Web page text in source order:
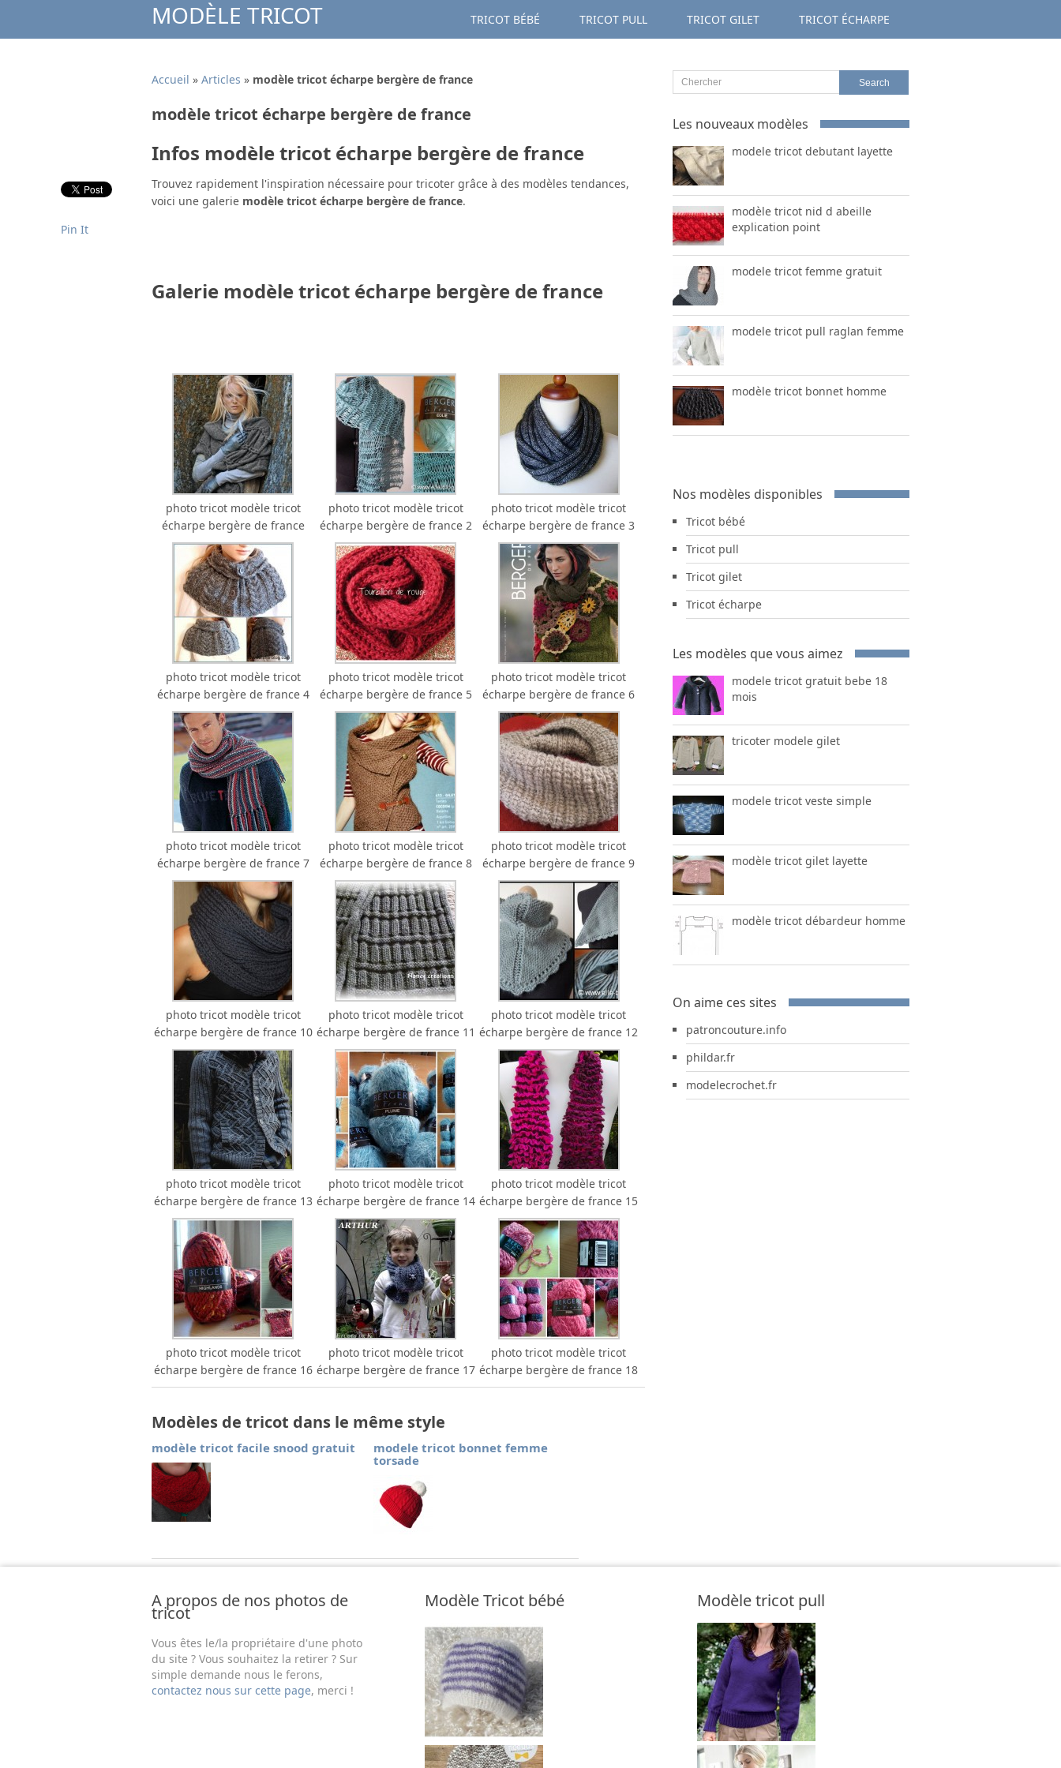
MODÈLE TRICOT TRICOT BÉBÉ TRICOT PULL TRICOT GILET TRICOT ÉCHARPE
Accueil » Articles » modèle tricot écharpe bergère de france
modèle tricot écharpe bergère de france
Infos modèle tricot écharpe bergère de france
Trouvez rapidement l'inspiration nécessaire pour tricoter grâce à des modèles tendances,
voici une galerie modèle tricot écharpe bergère de france.
Galerie modèle tricot écharpe bergère de france
photo tricot modèle tricot
écharpe bergère de france
photo tricot modèle tricot
écharpe bergère de france 2
photo tricot modèle tricot
écharpe bergère de france 3
photo tricot modèle tricot
écharpe bergère de france 4
photo tricot modèle tricot
écharpe bergère de france 5
photo tricot modèle tricot
écharpe bergère de france 6
photo tricot modèle tricot
écharpe bergère de france 7
photo tricot modèle tricot
écharpe bergère de france 8
photo tricot modèle tricot
écharpe bergère de france 9
photo tricot modèle tricot
écharpe bergère de france 10
photo tricot modèle tricot
écharpe bergère de france 11
photo tricot modèle tricot
écharpe bergère de france 12
photo tricot modèle tricot
écharpe bergère de france 13
photo tricot modèle tricot
écharpe bergère de france 14
photo tricot modèle tricot
écharpe bergère de france 15
photo tricot modèle tricot
écharpe bergère de france 16
photo tricot modèle tricot
écharpe bergère de france 17
photo tricot modèle tricot
écharpe bergère de france 18
Pin It
Modèles de tricot dans le même style
modèle tricot facile snood gratuit
modele tricot bonnet femme
torsade
Les nouveaux modèles
modele tricot debutant layette
modèle tricot nid d abeille
explication point
modele tricot femme gratuit
modele tricot pull raglan femme
modèle tricot bonnet homme
Nos modèles disponibles
Tricot bébé
Tricot pull
Tricot gilet
Tricot écharpe
Les modèles que vous aimez
modele tricot gratuit bebe 18
mois
tricoter modele gilet
modele tricot veste simple
modèle tricot gilet layette
modèle tricot débardeur homme
On aime ces sites
patroncouture.info
phildar.fr
modelecrochet.fr
A propos de nos photos de
tricot
Vous êtes le/la propriétaire d'une photo
du site ? Vous souhaitez la retirer ? Sur
simple demande nous le ferons,
contactez nous sur cette page, merci !
Modèle Tricot bébé Modèle tricot pull